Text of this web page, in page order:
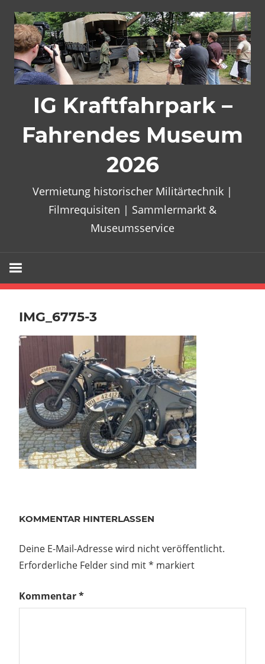
Inhalt
springen
IG Kraftfahrpark –
Fahrendes Museum
2026
Vermietung historischer Militärtechnik |
Filmrequisiten | Sammlermarkt &
Museumsservice
IMG_6775-3
KOMMENTAR HINTERLASSEN
Deine E-Mail-Adresse wird nicht veröffentlicht.
Erforderliche Felder sind mit* markiert
Kommentar*